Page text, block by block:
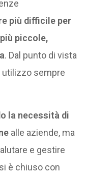
più difficile per
piccole,
. Dal punto di vista
utilizzo sempre
la necessità di
alle aziende, ma
e gestire
è chiuso con